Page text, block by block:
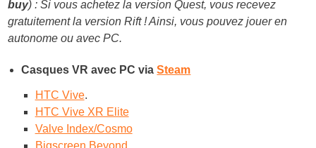
buy) : Si vous achetez la version Quest, vous recevez
gratuitement la version Rift ! Ainsi, vous pouvez jouer en
autonome ou avec PC.
Casques VR avec PC viaSteam
HTC Vive.
HTC Vive XR Elite
Valve Index/Cosmo
Bigscreen Beyond